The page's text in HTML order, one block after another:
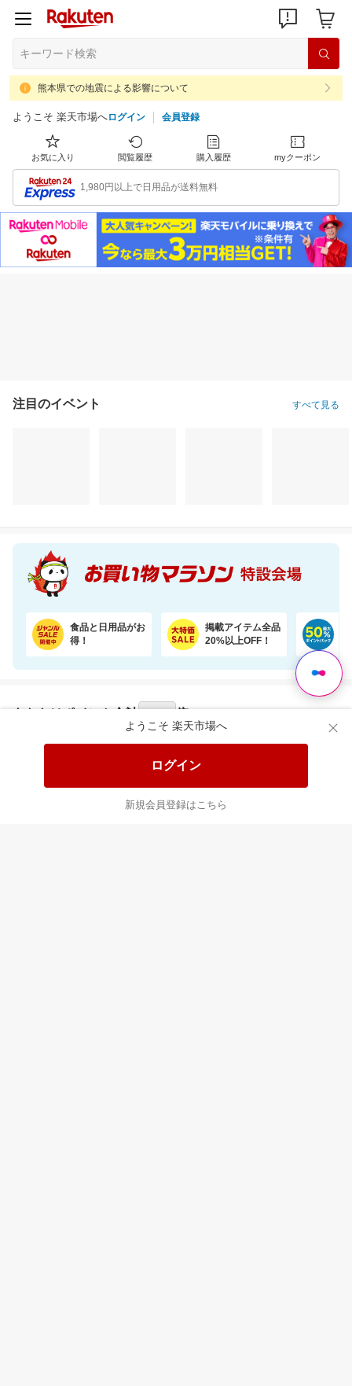
熊本県での地震による影響について
ようこそ 楽天市場へログイン 会員登録
お気に入り 閲覧履歴 購入履歴 myクーポン
1,980円以上で日用品が送料無料
ようこそ 楽天市場へ
ログイン
新規会員登録はこちら
注目のイベント すべて見る
食品と日用品がお
得！
掲載アイテム全品
20%以上OFF！
あなたはポイント 合計 倍